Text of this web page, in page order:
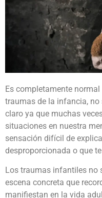
Es completamente
traumas de la infancia, no
claro ya que muchas
situaciones en nuestra
sensación difícil de
desproporcionada o que
Los traumas infantiles no
escena concreta que
manifiestan en la vida